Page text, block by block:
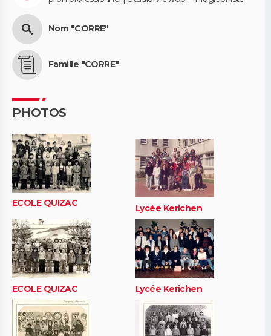
Nom "CORRE"
Famille "CORRE"
PHOTOS
ECOLE QUIZAC Lycée Kerichen
ECOLE QUIZAC Lycée Kerichen